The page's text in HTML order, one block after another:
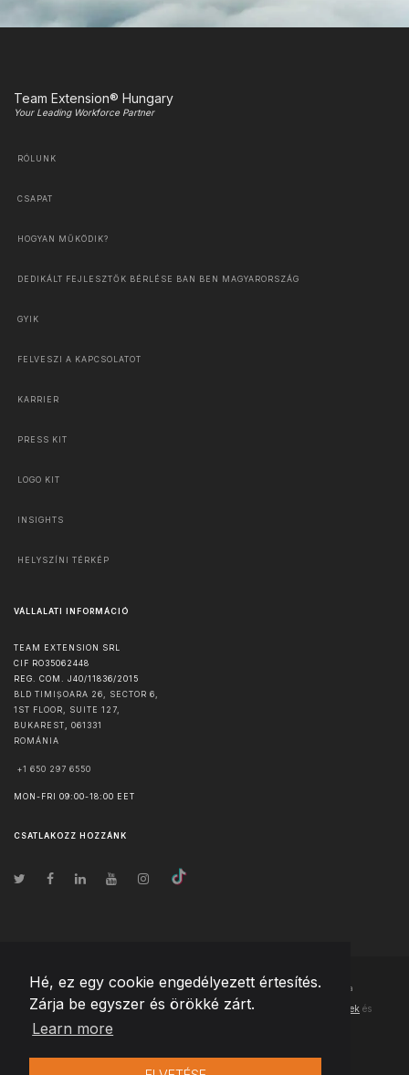
Hé, ez egy cookie engedélyezett értesítés.
Zárja be egyszer és örökké zárt.
Learn more
Team Extension® Hungary
Your Leading Workforce Partner
RÓLUNK
CSAPAT
HOGYAN MŰKÖDIK?
DEDIKÁLT FEJLESZTŐK BÉRLÉSE BAN BEN MAGYARORSZÁG
GYIK
FELVESZI A KAPCSOLATOT
KARRIER
PRESS KIT
LOGO KIT
INSIGHTS
HELYSZÍNI TÉRKÉP
VÁLLALATI INFORMÁCIÓ
TEAM EXTENSION SRL
CIF RO35062448
REG. COM. J40/11836/2015
BLD TIMIȘOARA 26, SECTOR 6,
1ST FLOOR, SUITE 127,
BUKAREST
061331
ROMÁNIA
+1 650 297 6550
MON-FRI 09:00-18:00 EET
CSATLAKOZZ HOZZÁNK
© Szerzői jog2026 Team Extension Hungary- Minden jog fenntartva
Changelog ● Ezen webhely használatával elfogadja Használati feltételek és